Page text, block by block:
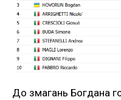
До змагань Богдана